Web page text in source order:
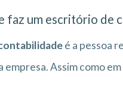
faz um escritório de
é a pessoa
empresa. Assim como